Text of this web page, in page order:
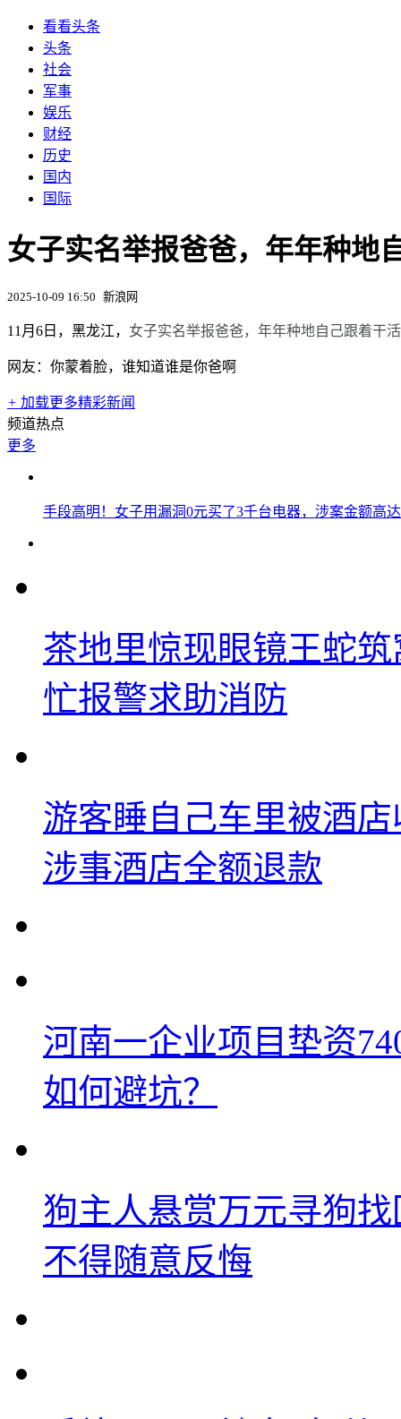
看看头条
头条
社会
军事
娱乐
财经
历史
国内
国际
女子实名举报爸爸，年年种地
2025-10-09 16:50 新浪网
11月6日，黑龙江， 女子实名举报爸爸，年年种地自己跟着干
网友：你蒙着脸，谁知道谁是你爸啊
+ 加载更多精彩新闻
频道热点
更多
手段高明！女子用漏洞0元买了3千台电器，涉案金额高
茶地里惊现眼镜王蛇
忙报警求助消防
游客睡自己车里被酒
涉事酒店全额退款
河南一企业项目垫资
如何避坑？
狗主人悬赏万元寻狗
不得随意反悔